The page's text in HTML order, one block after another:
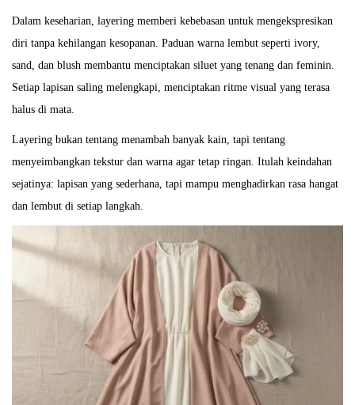
Dalam keseharian, layering memberi kebebasan untuk mengekspresikan
diri tanpa kehilangan kesopanan. Paduan warna lembut seperti ivory,
sand, dan blush membantu menciptakan siluet yang tenang dan feminin.
Setiap lapisan saling melengkapi, menciptakan ritme visual yang terasa
halus di mata.
Layering bukan tentang menambah banyak kain, tapi tentang
menyeimbangkan tekstur dan warna agar tetap ringan. Itulah keindahan
sejatinya: lapisan yang sederhana, tapi mampu menghadirkan rasa hangat
dan lembut di setiap langkah.